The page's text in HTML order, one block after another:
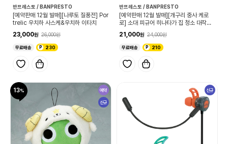
반프레스토 / BANPRESTO
[예약판매 12월 발매][나루토 질풍전] Por
trelic 우치하 사스케&우치하 이타치
23,000
26,000
무료배송 230
반프레스토 / BANPRESTO
[예약판매 12월 발매][개구리 중사 케로
로] 소대 피규어 히나타가 집 청소 대작전
21,000 24,000
무료배송 210
13 예약
신규
신규